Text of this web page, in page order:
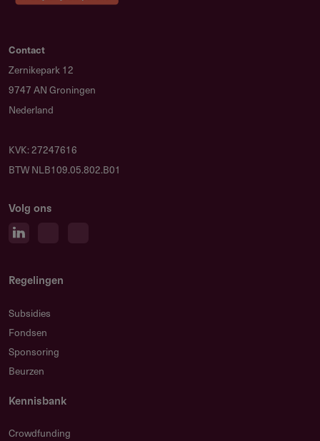
Contact
Zernikepark 12
9747 AN Groningen
Nederland
KVK: 27247616
BTW NLB109.05.802.B01
Volg ons
Regelingen
Subsidies
Fondsen
Sponsoring
Beurzen
Kennisbank
Crowdfunding